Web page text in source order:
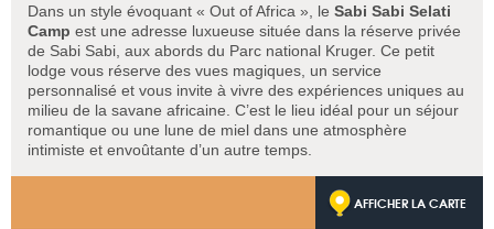
Dans un style évoquant « Out of Africa », le Sabi Sabi Selati
Camp est une adresse luxueuse située dans la réserve privée
de Sabi Sabi, aux abords du Parc national Kruger. Ce petit
lodge vous réserve des vues magiques, un service
personnalisé et vous invite à vivre des expériences uniques au
milieu de la savane africaine. C’est le lieu idéal pour un séjour
romantique ou une lune de miel dans une atmosphère
intimiste et envoûtante d’un autre temps.
AFFICHER LA CARTE